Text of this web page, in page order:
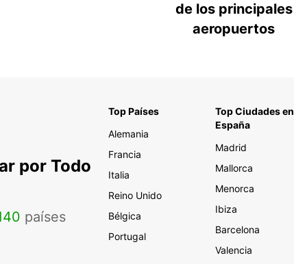
de los principales
aeropuertos
por Todo
países
Top Países
Alemania
Francia
Italia
Reino Unido
Bélgica
Portugal
Top Ciudades en
España
Madrid
Mallorca
Menorca
Ibiza
Barcelona
Valencia